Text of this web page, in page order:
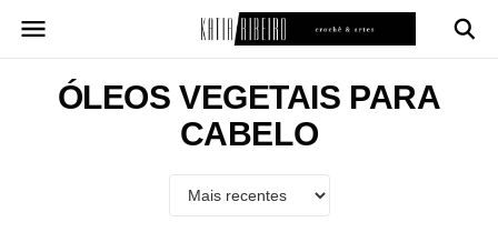
para
conteúdoÓLEOS VEGETAIS PARA
CABELO